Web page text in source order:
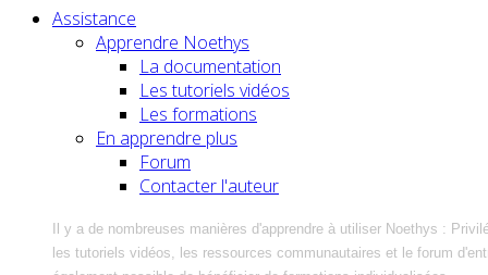
Assistance
Apprendre Noethys
La documentation
Les tutoriels vidéos
Les formations
En apprendre plus
Forum
Contacter l'auteur
Il y a de nombreuses manières d'apprendre à utiliser Noethys :
les tutoriels vidéos, les ressources communautaires et le forum